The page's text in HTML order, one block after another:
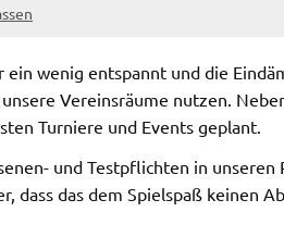
wenig entspannt und die
Vereinsräume nutzen.
Turniere und Events geplant.
und Testpflichten in unseren
dass das dem Spielspaß keinen